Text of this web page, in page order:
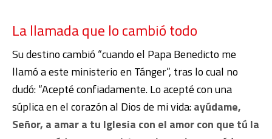
La llamada que lo cambió todo
Su destino cambió “cuando el Papa Benedicto me
llamó a este ministerio en Tánger”, tras lo cual no
dudó: “Acepté confiadamente. Lo acepté con una
súplica en el corazón al Dios de mi vida:ayúdame,
Señor, a amar a tu Iglesia con el amor con que tú la